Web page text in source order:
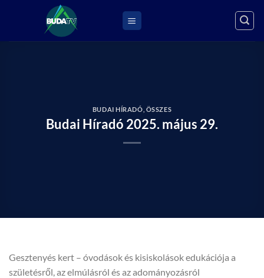
BUDAI HÍRADÓ ÖSSZES
Budai Híradó 2025. május 29.
Gesztenyés kert – óvodások és kisiskolások edukációja a
születésről, az elmúlásról és az adományozásról